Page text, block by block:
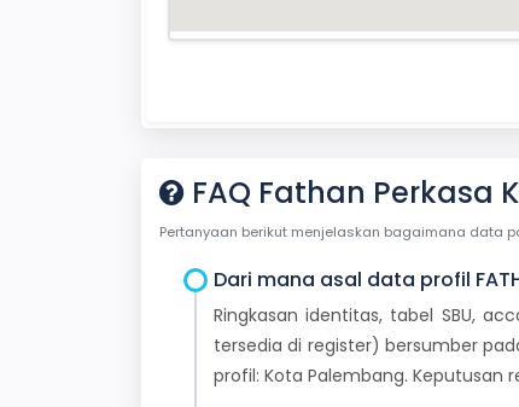
FAQ Fathan Perkasa
Pertanyaan berikut menjelaskan bagaimana data
Dari mana asal data profil
Ringkasan identitas, tabel SBU,
tersedia di register) bersumber
profil: Kota Palembang. Keputusan